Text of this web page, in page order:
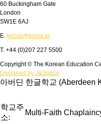
60 Buckingham Gate
London
SW1E 6AJ
E. kecuk@korea.kr
T. +44 (0)207 227 5500
Copyright © The Korean Education
Designed by J&Space
아버딘 한글학교 (Aberdeen
학교주
소:
Multi-Faith